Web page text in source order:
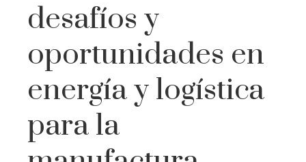
desafíos y
oportunidades en
energía y logística
para la